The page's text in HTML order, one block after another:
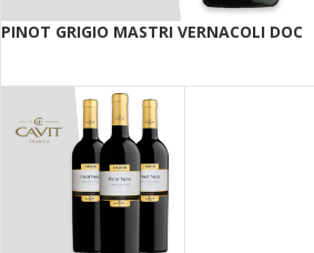
PINOT GRIGIO MASTRI VERNACOLI DOC